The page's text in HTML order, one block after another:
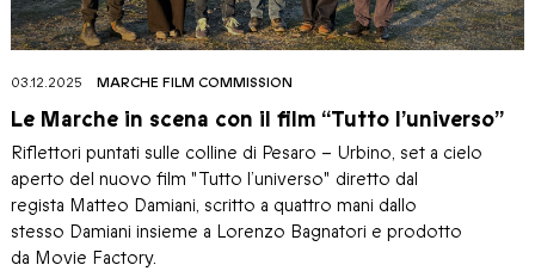
03.12.2025 MARCHE FILM COMMISSION
Le Marche in scena con il film “Tutto l’universo”
Riflettori puntati sulle colline di Pesaro – Urbino, set a cielo
aperto del nuovo film "Tutto l’universo" diretto dal
regista Matteo Damiani, scritto a quattro mani dallo
stesso Damiani insieme a Lorenzo Bagnatori e prodotto
da Movie Factory.